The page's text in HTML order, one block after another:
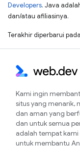
Developers. Java
dan/atau afiliasinya.
Terakhir diperbarui
Kami ingin
situs yang menarik,
dan aman yang
dan untuk semua
adalah tempat
untuk membantu